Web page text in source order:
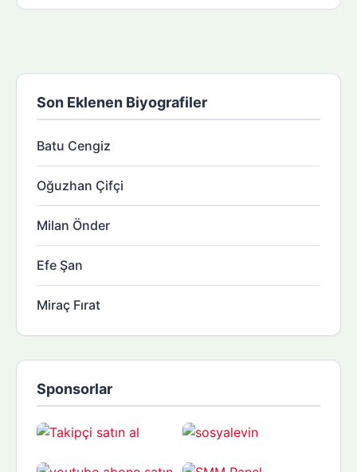
Son Eklenen Biyografiler
Batu Cengiz
Oğuzhan Çifçi
Milan Önder
Efe Şan
Miraç Fırat
Sponsorlar